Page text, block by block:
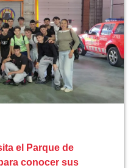
el Parque de
conocer sus